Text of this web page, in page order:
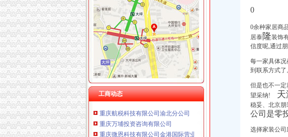
工商动态
双凤桥分公司注销
再升科技：2016年年度报告_搜狐财经_搜狐网
重庆微恩科技有限公司金港国际营业厅联系方式_信用报告_工商信息-
招商银行--双林股份（）公开发行股票的律师工作报告
再升科技2016年半年度报告（修订版）
重庆市城乡建设委员会重要政策文件汇编（三）-政策法规-重庆群洲实
重庆夕之旅实业发展有限公司双凤桥分公司_页简介_地址电话-众网
重庆嘉沫物流有限公司2017新招聘信息_电话_地址-58企业名录
重庆航税科技有限公司渝北分公司
重庆万埔投资咨询有限公司
重庆微恩科技有限公司金港国际营业厅联系方式_信用报告_工商信息-
重庆兆瑞建筑劳务有限公司_页简介_地址电话-众网
0
0余种家居商
居泰隆装饰
信度呢,通过朋
每一家具体
到联系方式了
但是也不一定
望采纳!
天
稳妥、北京朋
公司是零
选择家装公司